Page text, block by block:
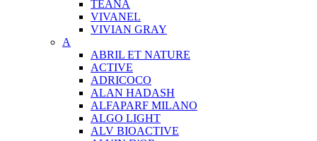
TEANA
VIVANEL
VIVIAN GRAY
A
ABRIL ET NATURE
ACTIVE
ADRICOCO
ALAN HADASH
ALFAPARF MILANO
ALGO LIGHT
ALV BIOACTIVE